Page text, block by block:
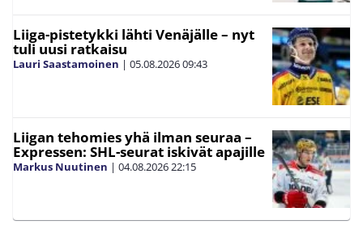
Liiga-pistetykki lähti Venäjälle – nyt
tuli uusi ratkaisu
Lauri Saastamoinen | 05.08.202609:43
Liigan tehomies yhä ilman seuraa –
Expressen: SHL-seurat iskivät apajille
Markus Nuutinen | 04.08.202622:15